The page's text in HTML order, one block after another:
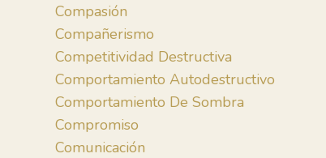
Compasión
Compañerismo
Competitividad Destructiva
Comportamiento Autodestructivo
Comportamiento De Sombra
Compromiso
Comunicación